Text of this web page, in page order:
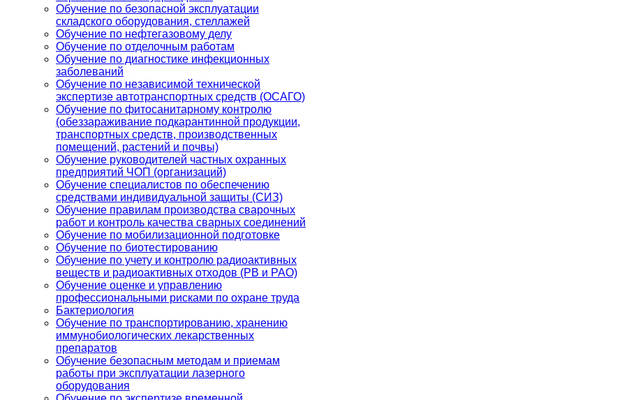
Обучение по безопасной эксплуатации
складского оборудования, стеллажей
Обучение по нефтегазовому делу
Обучение по отделочным работам
Обучение по диагностике инфекционных
заболеваний
Обучение по независимой технической
экспертизе автотранспортных средств (ОСАГО)
Обучение по фитосанитарному контролю
(обеззараживание подкарантинной продукции,
транспортных средств, производственных
помещений, растений и почвы)
Обучение руководителей частных охранных
предприятий ЧОП (организаций)
Обучение специалистов по обеспечению
средствами индивидуальной защиты (СИЗ)
Обучение правилам производства сварочных
работ и контроль качества сварных соединений
Обучение по мобилизационной подготовке
Обучение по биотестированию
Обучение по учету и контролю радиоактивных
веществ и радиоактивных отходов (РВ и РАО)
Обучение оценке и управлению
профессиональными рисками по охране труда
Бактериология
Обучение по транспортированию, хранению
иммунобиологических лекарственных
препаратов
Обучение безопасным методам и приемам
работы при эксплуатации лазерного
оборудования